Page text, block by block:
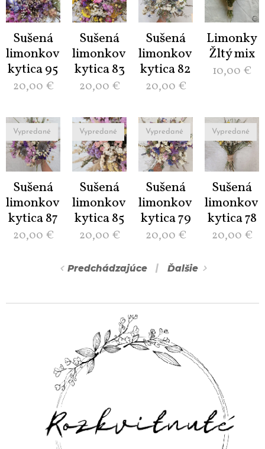
Sušená
limonková
kytica 95
20,00 €
Sušená
limonková
kytica 83
20,00 €
Sušená
limonková
kytica 82
20,00 €
Limonky
Žltý mix
10,00 €
Sušená
limonková
kytica 87
Vypredané
20,00 €
Sušená
limonková
kytica 85
Vypredané
20,00 €
Sušená
limonková
kytica 79
Vypredané
20,00 €
Sušená
limonková
kytica 78
Vypredané
20,00 €
Predchádzajúce Ďalšie